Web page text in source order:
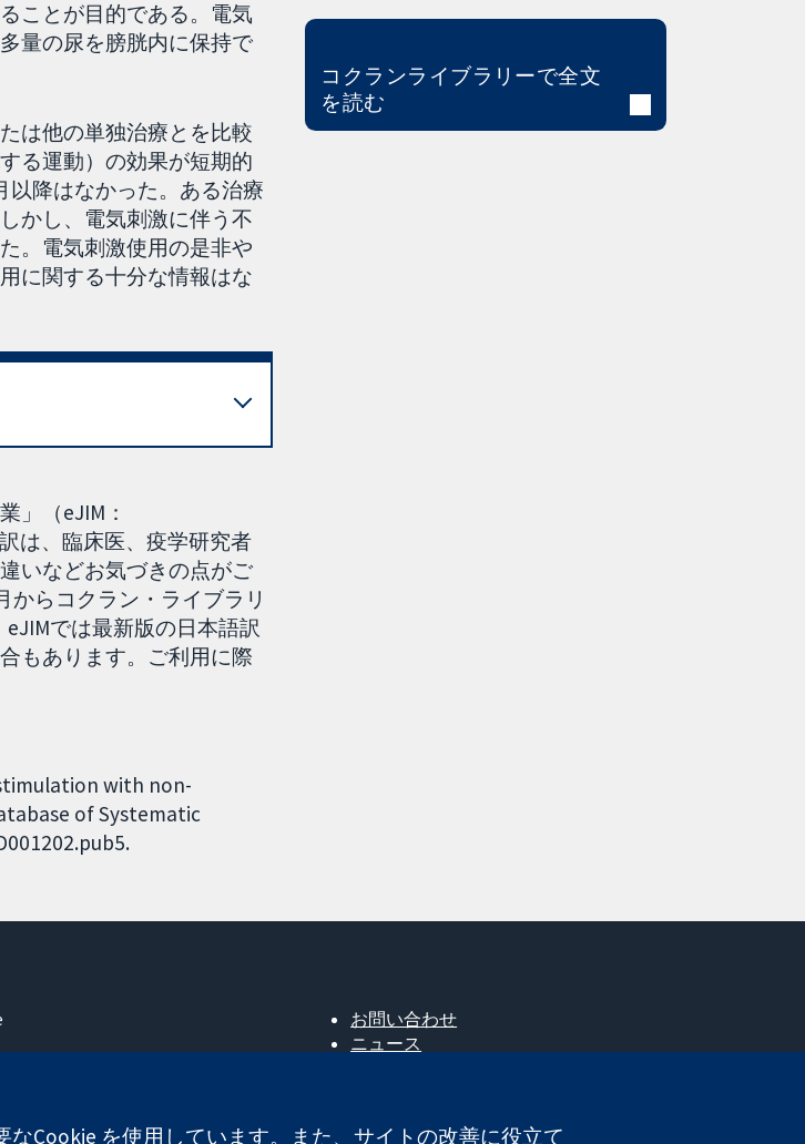
ことが目的である。電気
量の尿を膀胱内に保持で
は他の単独治療とを比較
る運動）の効果が短期的
以降はなかった。ある治療
かし、電気刺激に伴う不
。電気刺激使用の是非や
に関する十分な情報はな
」（eJIM：
は、臨床医、疫学研究者
いなどお気づきの点がご
からコクラン・ライブラリ
では最新版の日本語訳
もあります。ご利用に際
with non-
of Systematic
コクランライブラリーで全文
を読む
お問い合わせ
ニュース
Cookie を使用しています。また、サイトの改善に役立て